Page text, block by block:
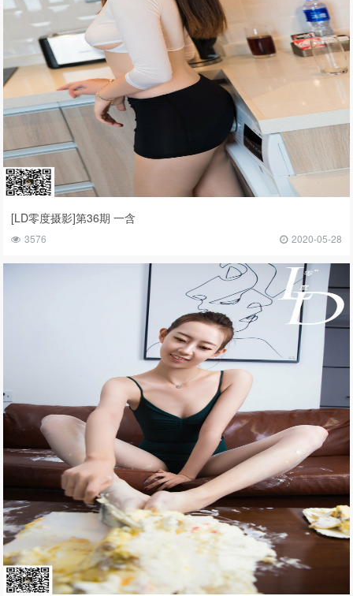
[LD零度摄影]第36期 一含
3576 2020-05-28